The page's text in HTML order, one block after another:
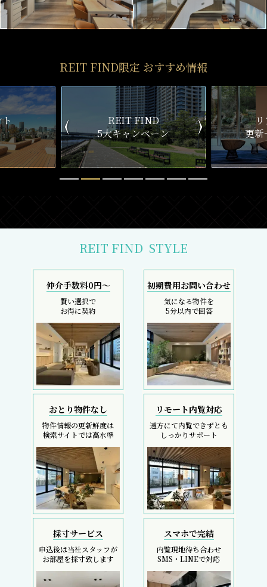
REIT FIND限定 おすすめ情報
REIT FIND
5大キャンペーン
リアルタイム
更新一覧チェック
仲介手数料0円～
賢い選択で
初期費用お問い合わせ
気になる物件を
おとり物件なし
物件情報の更新鮮度は
リモート内覧対応
遠方にて内覧できずとも
採寸サービス
申込後は当社スタッフが
スマホで完結
内覧現地待ち合わせ